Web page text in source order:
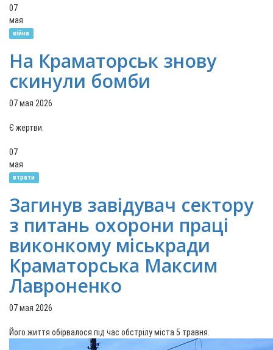
07
мая
війна
На Краматорськ знову
скинули бомби
07 мая 2026
Є жертви.
07
мая
втрати
Загинув завідувач сектору
з питань охорони праці
виконкому міськради
Краматорська Максим
Лавроненко
07 мая 2026
Його життя обірвалося під час обстрілу міста 5 травня.